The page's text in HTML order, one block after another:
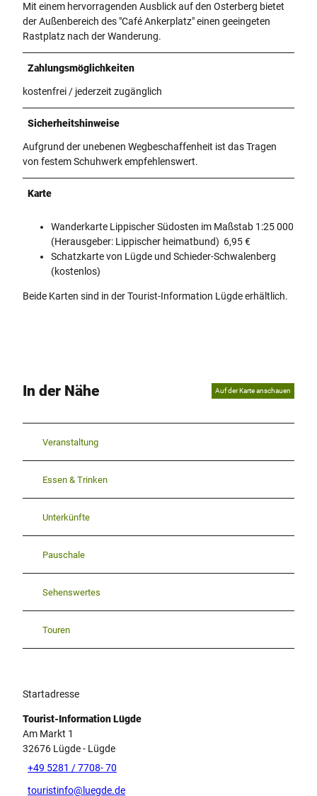
Mit einem hervorragenden Ausblick auf den Osterberg bietet
der Außenbereich des "Café Ankerplatz" einen geeingeten
Rastplatz nach der Wanderung.
Zahlungsmöglichkeiten
kostenfrei / jederzeit zugänglich
Sicherheitshinweise
Aufgrund der unebenen Wegbeschaffenheit ist das Tragen
von festem Schuhwerk empfehlenswert.
Karte
Wanderkarte Lippischer Südosten im Maßstab 1:25 000
(Herausgeber: Lippischer heimatbund) 6,95 €
Schatzkarte von Lügde und Schieder-Schwalenberg
(kostenlos)
Beide Karten sind in der Tourist-Information Lügde erhältlich.
In der Nähe Auf der Karte anschauen
Veranstaltung
Essen & Trinken
Unterkünfte
Pauschale
Sehenswertes
Touren
Startadresse
Tourist-Information Lügde
Am Markt 1
32676 Lügde- Lügde
+49 5281 / 7708- 70
touristinfo@luegde.de